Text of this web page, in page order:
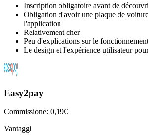
Inscription obligatoire avant de
Obligation d'avoir une plaque de
l'application
Relativement cher
Peu d'explications sur le
Le design et l'expérience utilisateur
Easy2pay
Commissione: 0,19€
Vantaggi